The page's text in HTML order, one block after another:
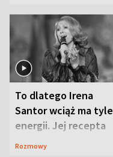
To dlatego Irena
Santor wciąż ma tyle
energii. Jej recepta
jest zaskakująco
Rozmowy